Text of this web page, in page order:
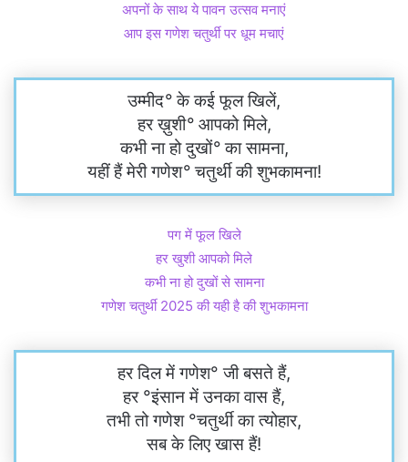
अपनों के साथ ये पावन उत्सव मनाएं
आप इस गणेश चतुर्थी पर धूम मचाएं
उम्मीद°के कई फूल खिलें,
हर ख़ुशी°आपको मिले,
कभी ना हो दुखों°का सामना,
यहीं हैं मेरी गणेश°चतुर्थी की शुभकामना!
पग में फूल खिले
हर खुशी आपको मिले
कभी ना हो दुखों से सामना
गणेश चतुर्थी 2025 की यही है ​की शुभकामना
हर दिल में गणेश° जी बसते हैं,
हर °इंसान में उनका वास हैं,
तभी तो गणेश °चतुर्थी का त्योहार,
सब के लिए खास हैं!